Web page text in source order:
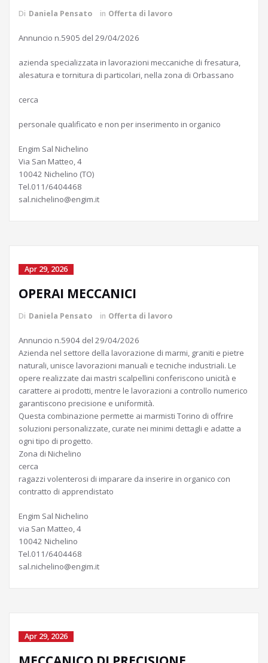
Di Daniela Pensato in Offerta di lavoro
Annuncio n.5905 del 29/04/2026
azienda specializzata in lavorazioni meccaniche di fresatura,
alesatura e tornitura di particolari, nella zona di Orbassano
cerca
personale qualificato e non per inserimento in organico
Engim Sal Nichelino
Via San Matteo, 4
10042 Nichelino (TO)
Tel.011/6404468
sal.nichelino@engim.it
Apr 29, 2026
OPERAI MECCANICI
Di Daniela Pensato in Offerta di lavoro
Annuncio n.5904 del 29/04/2026
Azienda nel settore della lavorazione di marmi, graniti e pietre
naturali, unisce lavorazioni manuali e tecniche industriali. Le
opere realizzate dai mastri scalpellini conferiscono unicità e
carattere ai prodotti, mentre le lavorazioni a controllo numerico
garantiscono precisione e uniformità.
Questa combinazione permette ai marmisti Torino di offrire
soluzioni personalizzate, curate nei minimi dettagli e adatte a
ogni tipo di progetto.
Zona di Nichelino
cerca
ragazzi volenterosi di imparare da inserire in organico con
contratto di apprendistato
Engim Sal Nichelino
via San Matteo, 4
10042 Nichelino
Tel.011/6404468
sal.nichelino@engim.it
Apr 29, 2026